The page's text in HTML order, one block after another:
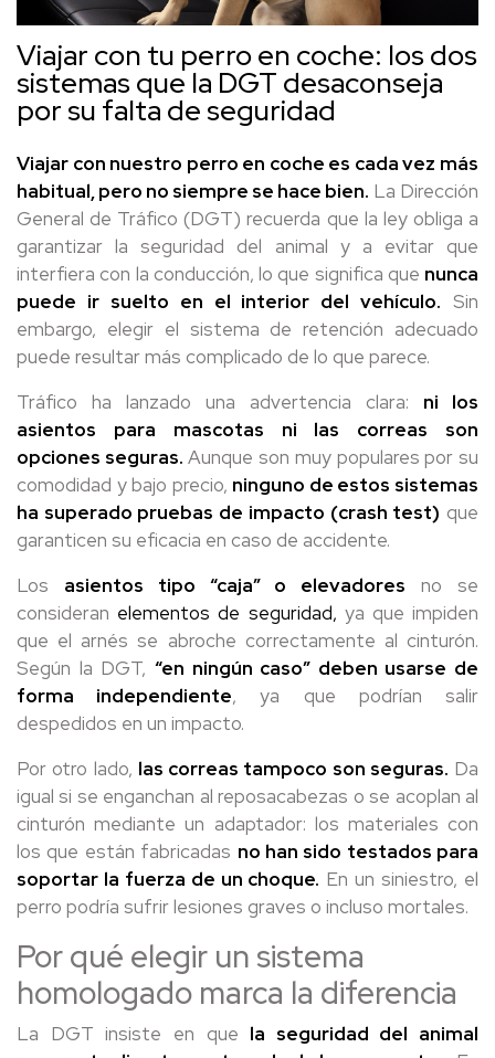
Viajar con tu perro en coche: los dos
sistemas que la DGT desaconseja
por su falta de seguridad
Viajar con nuestro perro en coche es cada vez más
habitual, pero no siempre se hace bien. La Dirección
General de Tráfico (DGT) recuerda que la ley obliga a
garantizar la seguridad del animal y a evitar que
interfiera con la conducción, lo que significa que nunca
puede ir suelto en el interior del vehículo. Sin
embargo, elegir el sistema de retención adecuado
puede resultar más complicado de lo que parece.
Tráfico ha lanzado una advertencia clara: ni los
asientos para mascotas ni las correas son
opciones seguras. Aunque son muy populares por su
comodidad y bajo precio, ninguno de estos sistemas
ha superado pruebas de impacto (crash test) que
garanticen su eficacia en caso de accidente.
Los asientos tipo “caja” o elevadores no se
consideran elementos de seguridad, ya que impiden
que el arnés se abroche correctamente al cinturón.
Según la DGT, “en ningún caso” deben usarse de
forma independiente, ya que podrían salir
despedidos en un impacto.
Por otro lado, las correas tampoco son seguras. Da
igual si se enganchan al reposacabezas o se acoplan al
cinturón mediante un adaptador: los materiales con
los que están fabricadas no han sido testados para
soportar la fuerza de un choque. En un siniestro, el
perro podría sufrir lesiones graves o incluso mortales.
Por qué elegir un sistema
homologado marca la diferencia
La DGT insiste en que la seguridad del animal